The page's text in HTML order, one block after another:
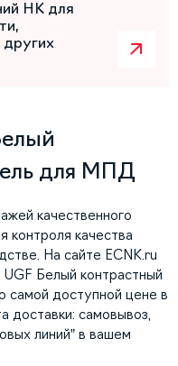
НК для
других
для МПД
качественного
контроля качества
На сайте ECNK.ru
Белый контрастный
самой доступной цене в
доставки: самовывоз,
линий” в вашем